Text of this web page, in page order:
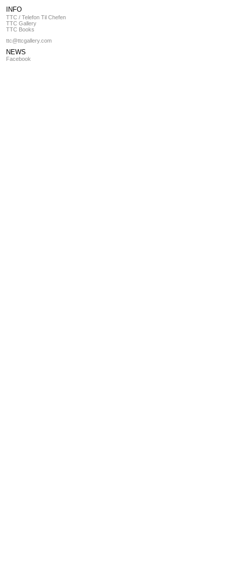
INFO
TTC / Telefon Til Chefen
TTC Gallery
TTC Books
ttc@ttcgallery.com
NEWS
Facebook